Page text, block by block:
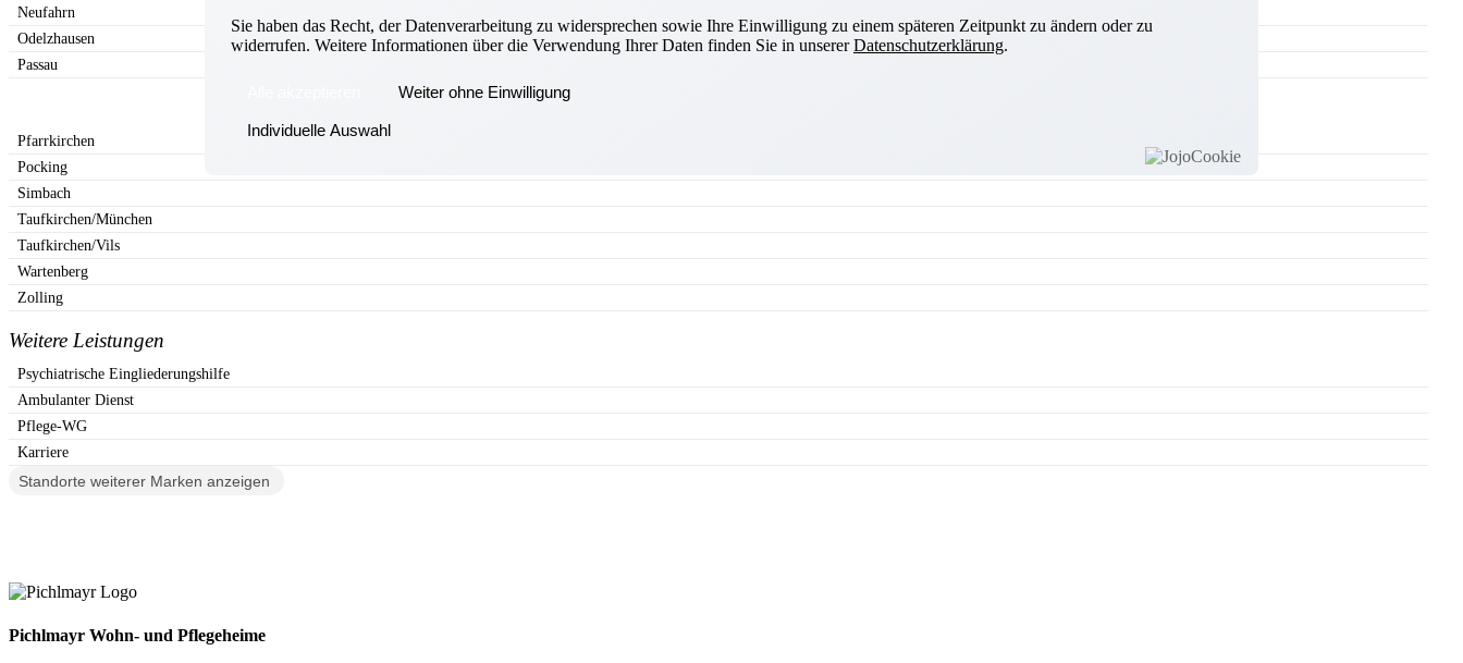
Sie haben das Recht, der Datenverarbeitung zu widersprechen sowie Ihre Einwilligung zu einem späteren Zeitpunkt zu ändern oder zu
widerrufen. Weitere Informationen über die Verwendung Ihrer Daten finden Sie in unsererDatenschutzerklärung.
Weiter ohne Einwilligung
Individuelle Auswahl
Neufahrn
Odelzhausen
Passau
Pfarrkirchen
Pocking
Simbach
Taufkirchen/München
Taufkirchen/Vils
Wartenberg
Zolling
Weitere Leistungen
Psychiatrische Eingliederungshilfe
Ambulanter Dienst
Pflege-WG
Karriere
Standorte weiterer Marken anzeigen
Pichlmayr Wohn- und Pflegeheime